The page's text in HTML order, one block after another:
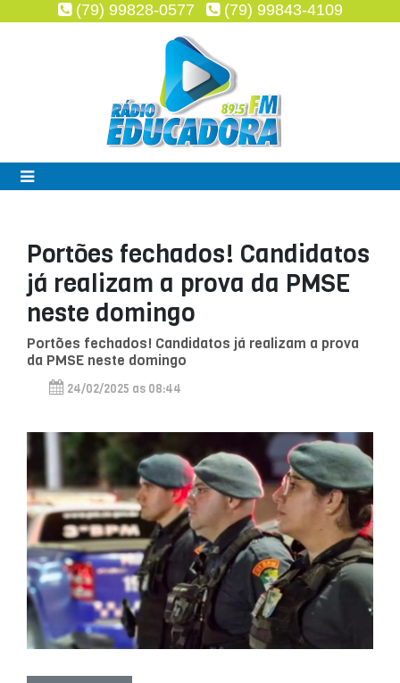
(79) 99828-0577 (79) 99843-4109
Portões fechados! Candidatos
já realizam a prova da PMSE
neste domingo
Portões fechados! Candidatos já realizam a prova
da PMSE neste domingo
24/02/2025 as 08:44